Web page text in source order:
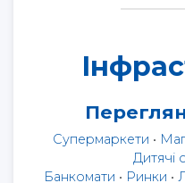
Супермаркети •
Дитячі
Банкомати • Ринки •